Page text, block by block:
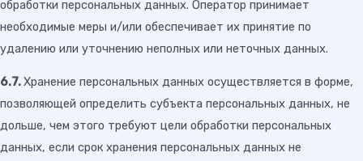
обработки персональных данных. Оператор принимает
необходимые меры и/или обеспечивает их принятие по
удалению или уточнению неполных или неточных данных.
6.7.Хранение персональных данных осуществляется в форме,
позволяющей определить субъекта персональных данных, не
дольше, чем этого требуют цели обработки персональных
данных, если срок хранения персональных данных не